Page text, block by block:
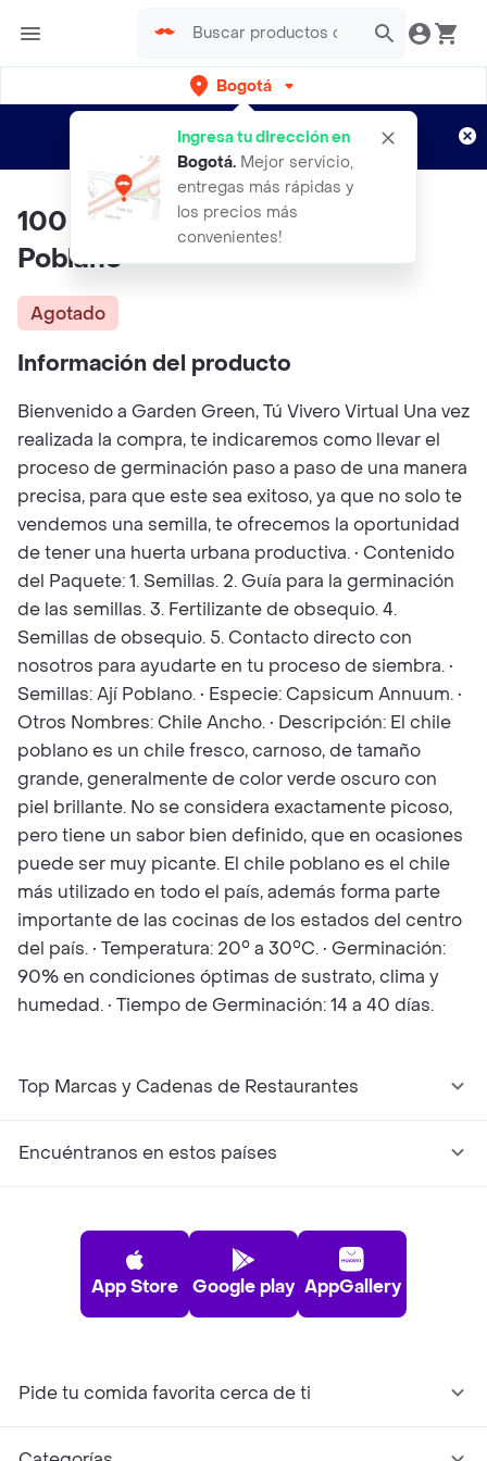
Bogotá
Ingresa tu dirección en
Bogotá. Mejor servicio,
entregas más rápidas y
los precios más
convenientes!
envíos gratis por semanas
Aplican TyC
100 Semillas Orgánicas De Ají
Poblano
Agotado
Información del producto
Bienvenido a Garden Green, Tú Vivero Virtual Una vez
realizada la compra, te indicaremos como llevar el
proceso de germinación paso a paso de una manera
precisa, para que este sea exitoso, ya que no solo te
vendemos una semilla, te ofrecemos la oportunidad
de tener una huerta urbana productiva. • Contenido
del Paquete: 1. Semillas. 2. Guía para la germinación
de las semillas. 3. Fertilizante de obsequio. 4.
Semillas de obsequio. 5. Contacto directo con
nosotros para ayudarte en tu proceso de siembra. •
Semillas: Ají Poblano. • Especie: Capsicum Annuum. •
Otros Nombres: Chile Ancho. • Descripción: El chile
poblano es un chile fresco, carnoso, de tamaño
grande, generalmente de color verde oscuro con
piel brillante. No se considera exactamente picoso,
pero tiene un sabor bien definido, que en ocasiones
puede ser muy picante. El chile poblano es el chile
más utilizado en todo el país, además forma parte
importante de las cocinas de los estados del centro
del país. • Temperatura: 20° a 30°C. • Germinación:
90% en condiciones óptimas de sustrato, clima y
humedad. • Tiempo de Germinación: 14 a 40 días.
Top Marcas y Cadenas de Restaurantes
Encuéntranos en estos países
App Store Google play AppGallery
Pide tu comida favorita cerca de ti